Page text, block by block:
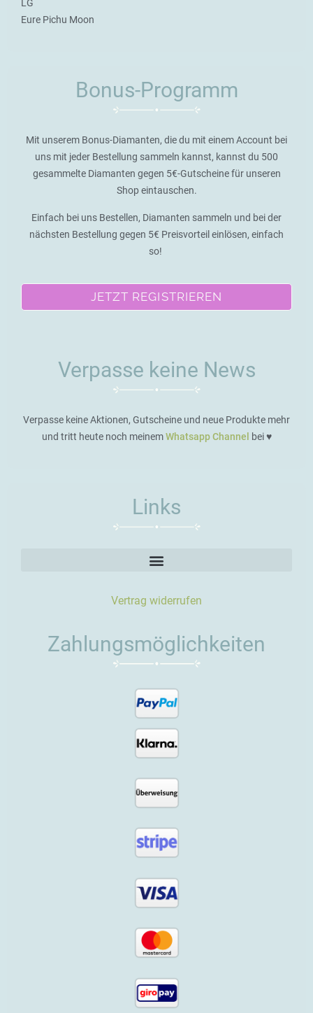
LG
Eure Pichu Moon
Bonus-Programm
Mit unserem Bonus-Diamanten, die du mit einem Account bei
uns mit jeder Bestellung sammeln kannst, kannst du 500
gesammelte Diamanten gegen 5€-Gutscheine für unseren
Shop eintauschen.
Einfach bei uns Bestellen, Diamanten sammeln und bei der
nächsten Bestellung gegen 5€ Preisvorteil einlösen, einfach
so!
JETZT REGISTRIEREN
Verpasse keine News
Verpasse keine Aktionen, Gutscheine und neue Produkte mehr
und tritt heute noch meinemWhatsapp Channel bei ♥️
Links
Vertrag widerrufen
Zahlungsmöglichkeiten